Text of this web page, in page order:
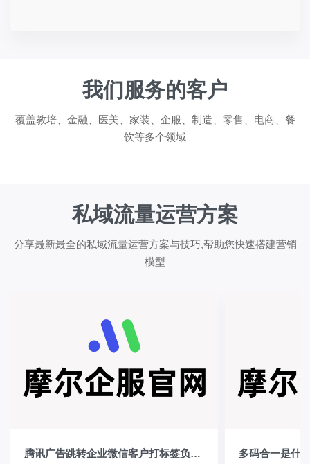
我们服务的客户
覆盖教培、金融、医美、家装、企服、制造、零售、电商、餐
饮等多个领域
私域流量运营方案
分享最新最全的私域流量运营方案与技巧,帮助您快速搭建营销
模型
腾讯广告跳转企业微信客户打标签负向回传怎么设置？